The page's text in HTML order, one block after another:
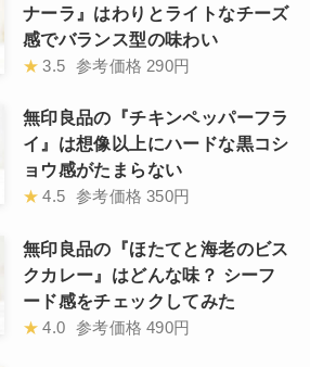
ナーラ』はわりとライトなチーズ
感でバランス型の味わい
★ 3.5 参考価格 290円
無印良品の『チキンペッパーフラ
イ』は想像以上にハードな黒コシ
ョウ感がたまらない
★ 4.5 参考価格 350円
無印良品の『ほたてと海老のビス
クカレー』はどんな味？ シーフ
ード感をチェックしてみた
★ 4.0 参考価格 490円